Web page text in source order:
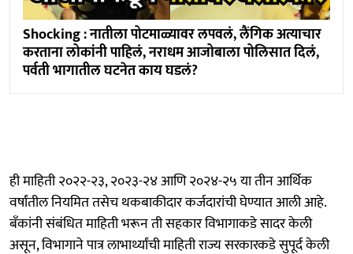
Shocking : नातीला पोटमाळ्यावर लपवलं, लैंगिक अत्याचार
करताना लोकांनी पाहिलं, नराधम आजोबाला पोलिसात दिलं,
पर्वती भागातील घटनेत काय घडलं?
ही माहिती २०२२-२३, २०२३-२४ आणि २०२४-२५ या तीन आर्थिक
वर्षांतील नियमित तसेच थकबाकीदार कर्जदारांची घेण्यात आली आहे.
बँकांनी संबंधित माहिती भरून ती सहकार विभागाकडे सादर केली
असून, विभागाने पात्र लाभार्थ्यांची माहिती राज्य सरकारकडे सुपूर्द केली